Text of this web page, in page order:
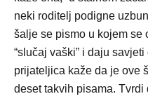
neki roditelj podigne
šalje se pismo u kojem se
“slučaj vaški” i daju
prijateljica kaže da je ove
deset takvih pisama. Tvrdi